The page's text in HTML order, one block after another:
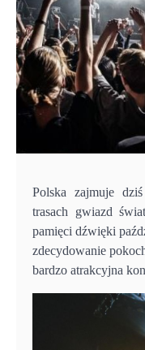
Polska zajmuje
trasach gwiazd
pamięci dźwięki
zdecydowanie
bardzo atrakcyjna